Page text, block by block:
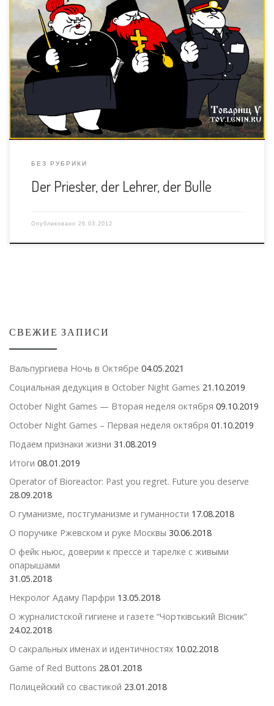
“Das ist deine Heimat, mein Sohn” Отсюда.
БЕЗ РУБРИКИ
Der Priester, der Lehrer, der Bulle
Опубликовано 26.03.2012
СВЕЖИЕ ЗАПИСИ
Вальпургиева Ночь в Октябре 04.05.2021
Социальная дедукция в October Night Games 21.10.2019
October Night Games — Вторая неделя октября 09.10.2019
October Night Games – Первая неделя октября 01.10.2019
Подаем признаки жизни 31.08.2019
Итоги 08.01.2019
Operator of Bioreactor: Past you regret. Future you deserve
28.09.2018
О гуманизме, постгуманизме и гуманности 17.08.2018
О поручике Ржевском и руке Москвы 30.06.2018
О фейк ньюс, доверии к прессе и тарелке с живыми
опарышами
31.05.2018
Некролог Адаму Парфри 13.05.2018
О журналистской гигиене и газете “Чортківський Вісник”
24.02.2018
О сакральных именах и идентичностях 10.02.2018
Game of Red Buttons 28.01.2018
Полицейский со свастикой 23.01.2018